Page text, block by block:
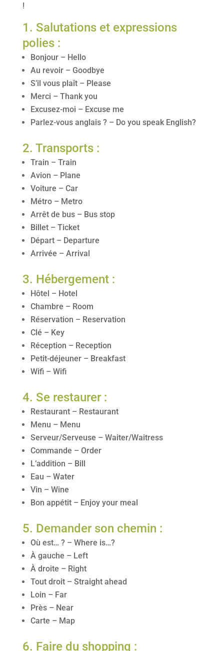
!
1. Salutations et expressions
polies :
Bonjour – Hello
Au revoir – Goodbye
S’il vous plaît – Please
Merci – Thank you
Excusez-moi – Excuse me
Parlez-vous anglais ? – Do you speak English?
2. Transports :
Train – Train
Avion – Plane
Voiture – Car
Métro – Metro
Arrêt de bus – Bus stop
Billet – Ticket
Départ – Departure
Arrivée – Arrival
3. Hébergement :
Hôtel – Hotel
Chambre – Room
Réservation – Reservation
Clé – Key
Réception – Reception
Petit-déjeuner – Breakfast
Wifi – Wifi
4. Se restaurer :
Restaurant – Restaurant
Menu – Menu
Serveur/Serveuse – Waiter/Waitress
Commande – Order
L’addition – Bill
Eau – Water
Vin – Wine
Bon appétit – Enjoy your meal
5. Demander son chemin :
Où est… ? – Where is…?
À gauche – Left
À droite – Right
Tout droit – Straight ahead
Loin – Far
Près – Near
Carte – Map
6. Faire du shopping :